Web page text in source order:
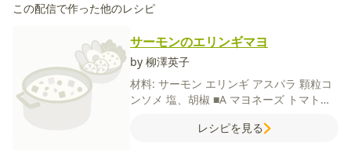
この配信で作った他のレシピ
サーモンのエリンギマヨ
by 柳澤英子
材料: サーモン エリンギ アスパラ 顆粒コ
ンソメ 塩、胡椒 ■A マヨネーズ トマトケ
レシピを見る